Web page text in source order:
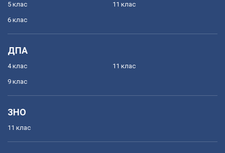
5 клас
6 клас
11 клас
ДПА
4 клас
9 клас
11 клас
ЗНО
11 клас